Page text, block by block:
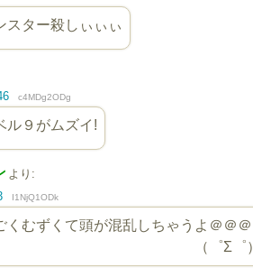
スター殺しぃぃぃ
c4MDg2ODg
ル９がムズイ!
より:
I1NjQ1ODk
くむずくて頭が混乱しちゃうよ＠＠＠
゜Σ゜